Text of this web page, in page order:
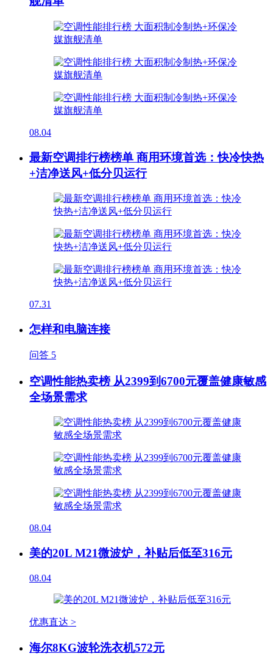
08.04
最新空调排行榜榜单 商用环境首选：快冷快热
+洁净送风+低分贝运行
07.31
怎样和电脑连接
问答 5
空调性能热卖榜 从2399到6700元覆盖健康敏感
全场景需求
08.04
美的20L M21微波炉，补贴后低至316元
08.04
优惠直达 >
海尔8KG波轮洗衣机572元